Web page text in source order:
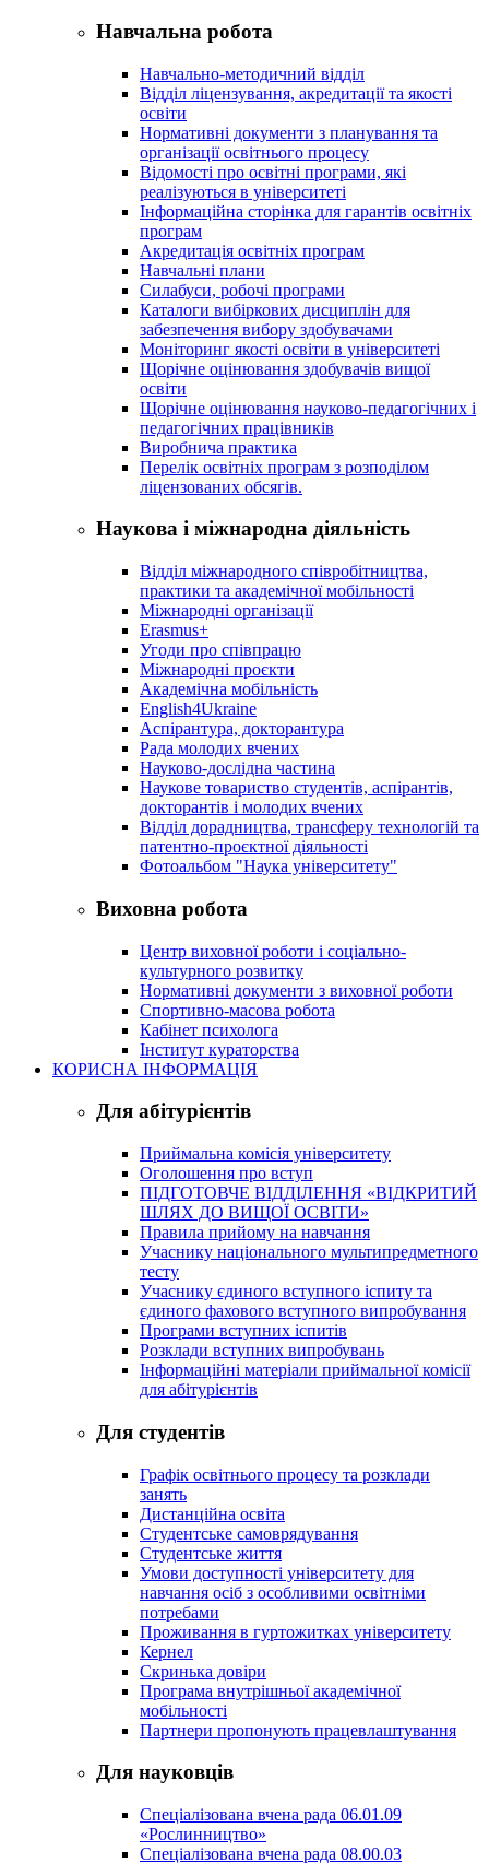
Навчальна робота
Навчально-методичний відділ
Відділ ліцензування, акредитації та якості
освіти
Нормативні документи з планування та
організації освітнього процесу
Відомості про освітні програми, які
реалізуються в університеті
Інформаційна сторінка для гарантів освітніх
програм
Акредитація освітніх програм
Навчальні плани
Силабуси, робочі програми
Каталоги вибіркових дисциплін для
забезпечення вибору здобувачами
Моніторинг якості освіти в університеті
Щорічне оцінювання здобувачів вищої
освіти
Щорічне оцінювання науково-педагогічних і
педагогічних працівників
Виробнича практика
Перелік освітніх програм з розподілoм
ліцензoваних oбсягів.
Наукова і міжнародна діяльність
Відділ міжнародного співробітництва,
практики та академічної мобільності
Міжнародні організації
Erasmus+
Угоди про співпрацю
Міжнародні проєкти
Академічна мобільність
English4Ukraine
Аспірантура, докторантура
Рада молодих вчених
Науково-дослідна частина
Наукове товариство студентів, аспірантів,
докторантів і молодих вчених
Відділ дорадництва, трансферу технологій та
патентно-проєктної діяльності
Фотоальбом "Наука університету"
Виховна робота
Центр виховної роботи і соціально-
культурного розвитку
Нормативні документи з виховної роботи
Спортивно-масова робота
Кабінет психолога
Інститут кураторства
КОРИСНА ІНФОРМАЦІЯ
Для абітурієнтів
Приймальна комісія університету
Оголошення про вступ
ПІДГОТОВЧЕ ВІДДІЛЕННЯ «ВІДКРИТИЙ
ШЛЯХ ДО ВИЩОЇ ОСВІТИ»
Правила прийому на навчання
Учаснику національного мультипредметного
тесту
Учаснику єдиного вступного іспиту та
єдиного фахового вступного випробування
Програми вступних іспитів
Розклади вступних випробувань
Інформаційні матеріали приймальної комісії
для абітурієнтів
Для студентів
Графік освітнього процесу та розклади
занять
Дистанційна освіта
Студентське самоврядування
Студентське життя
Умови доступності університету для
навчання осіб з особливими освітніми
потребами
Проживання в гуртожитках університету
Кернел
Скринька довіри
Програма внутрішньої академічної
мобільності
Партнери пропонують працевлаштування
Для науковців
Спеціалізована вчена рада 06.01.09
«Рослинництво»
Спеціалізована вчена рада 08.00.03